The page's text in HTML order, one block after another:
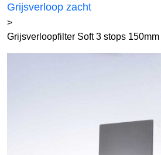
Grijsverloop zacht
>
Grijsverloopfilter Soft 3 stops